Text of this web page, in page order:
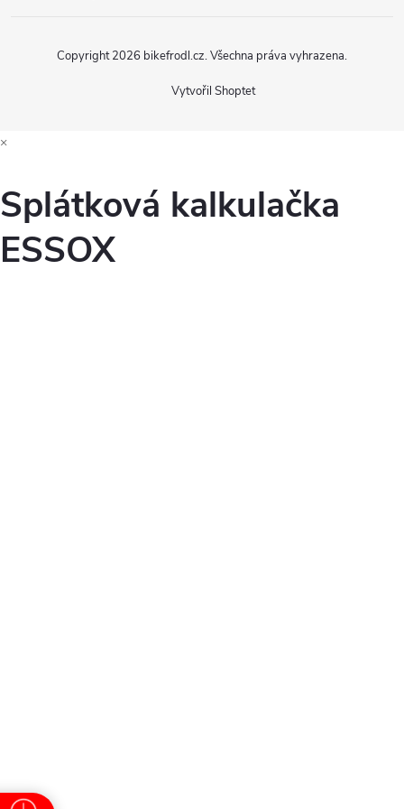
Vytvořil Shoptet
Copyright 2026 bikefrodl.cz. Všechna práva vyhrazena.
×
Splátková kalkulačka
ESSOX